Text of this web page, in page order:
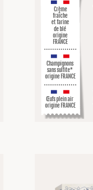
Crème
fraîche
et farine
de blé
origine
FRANCE
Champignons
sans sulfite*
origine FRANCE
Œufs plein air
origine FRANCE